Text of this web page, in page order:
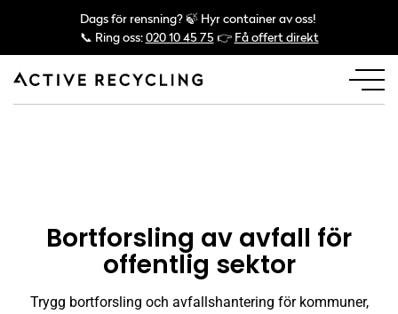
Dags för rensning? 🍃 Hyr container av oss!
📞 Ring oss:020 10 45 75 👉 Få offert direkt
Bortforsling av avfall för
offentlig sektor
Trygg bortforsling och avfallshantering för kommuner,